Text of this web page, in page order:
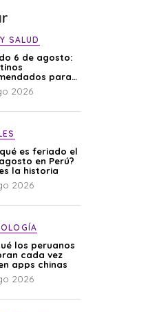
SALUD
6 de agosto:
para
el descanso
2026
es feriado el
en Perú?
la historia
2026
los peruanos
cada vez
apps chinas
2026